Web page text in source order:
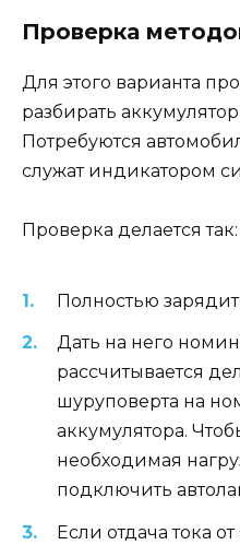
Проверка
Для этого варианта
разбирать
Потребуются
служат индикатором
Проверка делается так:
Полностью
Дать на него
рассчитывается
шуруповерта на
аккумулятора.
необходимая
подключить
Если отдача тока